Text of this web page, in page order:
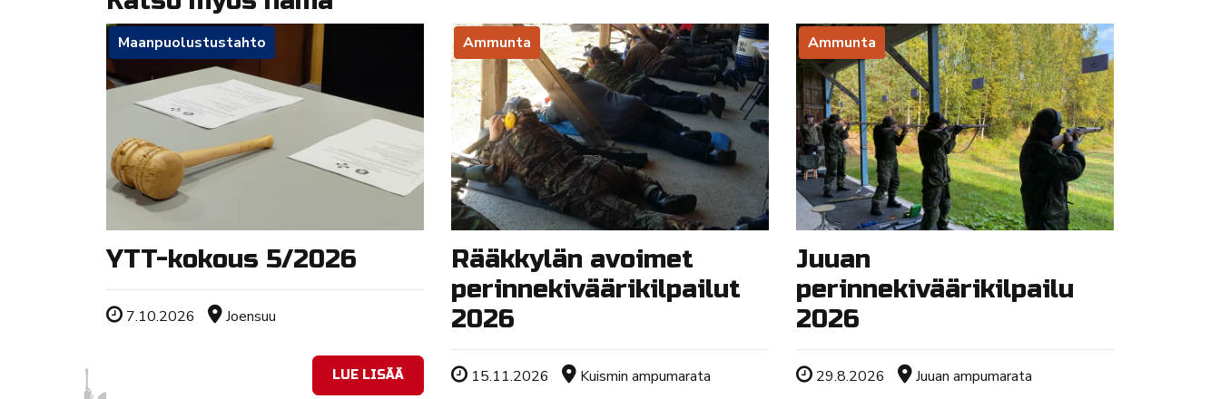
Maanpuolustustahto
YTT-kokous 5/2026
Tapahtuman ajankohta
7.10.2026 Sijainti
Joensuu
LUE LISÄÄ
Ammunta
Rääkkylän avoimet
perinnekiväärikilpailut
2026
Tapahtuman ajankohta
15.11.2026 Sijainti
Kuismin ampumarata
Ammunta
Juuan
perinnekiväärikilpailu
2026
Tapahtuman ajankohta
29.8.2026 Sijainti
Juuan ampumarata